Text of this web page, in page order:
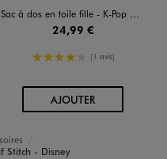
Sac à dos en toile fille - K-Pop Demon Hunters
24,99 €
4/5 de moyenne
(1 avis)
AJOUTERAU PANIER
Stitch - Disney